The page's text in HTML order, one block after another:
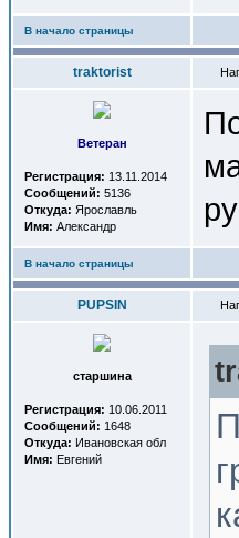
В начало страницы
traktorist
Ветеран
Регистрация: 13.11.2014
Сообщений: 5136
Откуда: Ярославль
Имя: Александр
В начало страницы
PUPSIN
старшина
Регистрация: 10.06.2011
Сообщений: 1648
Откуда: Ивановская обл
Имя: Евгений